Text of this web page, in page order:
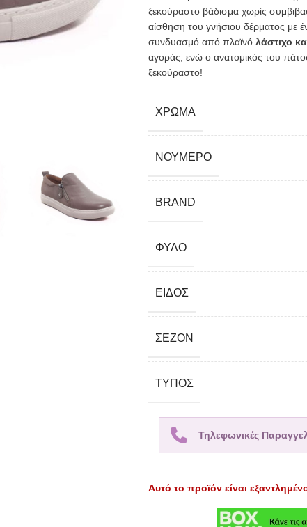
ξεκούραστο βάδισμα χωρίς
αίσθηση του γνήσιου δέρματος με
συνδυασμό από πλαϊνό λάστιχο
αγοράς, ενώ ο ανατομικός του
ξεκούραστο!
ΧΡΏΜΑ
ΝΟΎΜΕΡΟ
BRAND
ΦΎΛΟ
ΕΊΔΟΣ
ΣΕΖΌΝ
TΎΠΟΣ
Τηλεφωνικές
Αυτό το προϊόν είναι